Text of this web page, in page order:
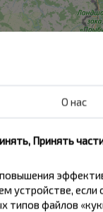
О нас
Принять
устройстве, если
типов файлов